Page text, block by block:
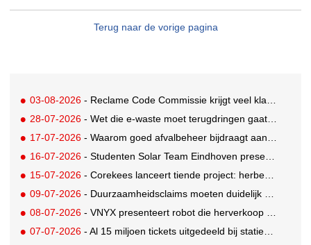
Terug naar de vorige pagina
03-08-2026 - Reclame Code Commissie krijgt veel klachten over duurzaamheidsclaims
28-07-2026 - Wet die e-waste moet terugdringen gaat in, maar veel Nederlanders hebben er nog nooit van gehoord
17-07-2026 - Waarom goed afvalbeheer bijdraagt aan een professionelere bedrijfsvoering
16-07-2026 - Studenten Solar Team Eindhoven presenteren 's werelds eerste zonne-ambulance
15-07-2026 - Corekees lanceert tiende project: herbebossing met koffie
09-07-2026 - Duurzaamheidsclaims moeten duidelijk en controleerbaar zijn vanaf 27 september
08-07-2026 - VNYX presenteert robot die herverkoop van kleding vergemakkelijkt
07-07-2026 - Al 15 miljoen tickets uitgedeeld bij statiegeldwinactie met Tikkie